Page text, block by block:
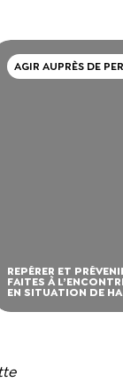
AGIR AUPRÈS DE
SITUATION DE
REPÉRER ET
FAITES À
EN SITUATION DE